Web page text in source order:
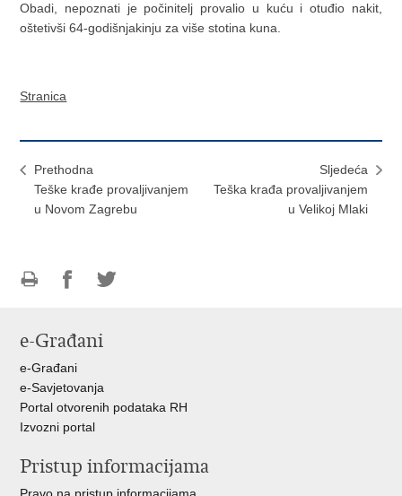
Obadi, nepoznati je počinitelj provalio u kuću i otuđio nakit,
oštetivši 64-godišnjakinju za više stotina kuna.
Stranica
Prethodna
Teške krađe provaljivanjem
u Novom Zagrebu
Sljedeća
Teška krađa provaljivanjem
u Velikoj Mlaki
FacebookuTwitteru
e-Građani
e-Građani
e-Savjetovanja
Portal otvorenih podataka RH
Izvozni portal
Pristup informacijama